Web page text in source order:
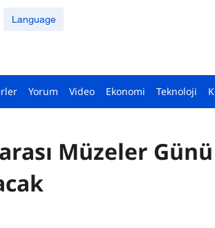
Language
Yorum Video Ekonomi Teknoloji
Müzeler